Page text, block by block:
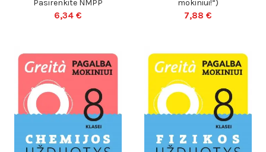
Pasirenkite NMPP
6,34 €
mokiniui!“)
7,88 €